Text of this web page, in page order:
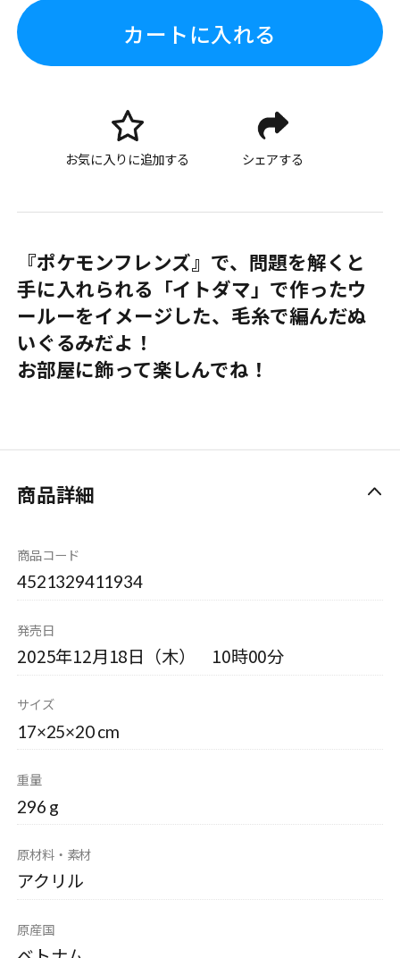
カートに入れる
お気に入りに追加する シェアする
『ポケモンフレンズ』で、問題を解くと
手に入れられる「イトダマ」で作ったウ
ールーをイメージした、毛糸で編んだぬ
いぐるみだよ！
お部屋に飾って楽しんでね！
商品詳細
商品コード
4521329411934
発売日
2025年12月18日（木） 10時00分
サイズ
17×25×20 cm
重量
296 g
原材料・素材
アクリル
原産国